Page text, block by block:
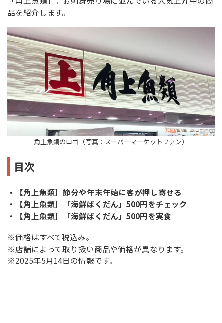
品を紹介します。
角上魚類のロゴ（写真：スーパーマーケットファン）
目次
・
【角上魚類】節分や年末年始に客が押し寄せる
・
【角上魚類】「海鮮ばくだん」500円をチェック
・
【角上魚類】「海鮮ばくだん」500円を実食
※価格はすべて税込み。
※店舗によって取り扱い商品や価格が異なります。
※2025年5月14日の情報です。